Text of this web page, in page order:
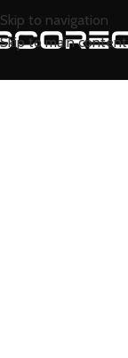
Skip to navigation
Skip to main content